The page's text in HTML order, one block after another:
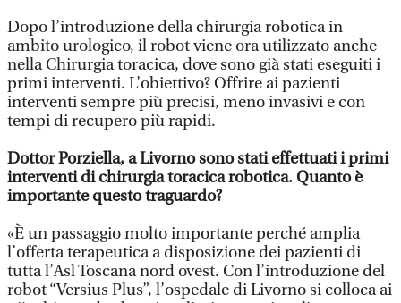
Dopo l’introduzione della chirurgia robotica in
ambito urologico, il robot viene ora utilizzato anche
nella Chirurgia toracica, dove sono già stati eseguiti i
primi interventi. L’obiettivo? Offrire ai pazienti
interventi sempre più precisi, meno invasivi e con
tempi di recupero più rapidi.
Dottor Porziella, a Livorno sono stati effettuati i primi
interventi di chirurgia toracica robotica. Quanto è
importante questo traguardo?
«È un passaggio molto importante perché amplia
l’offerta terapeutica a disposizione dei pazienti di
tutta l’Asl Toscana nord ovest. Con l’introduzione del
robot “Versius Plus”, l’ospedale di Livorno si colloca ai